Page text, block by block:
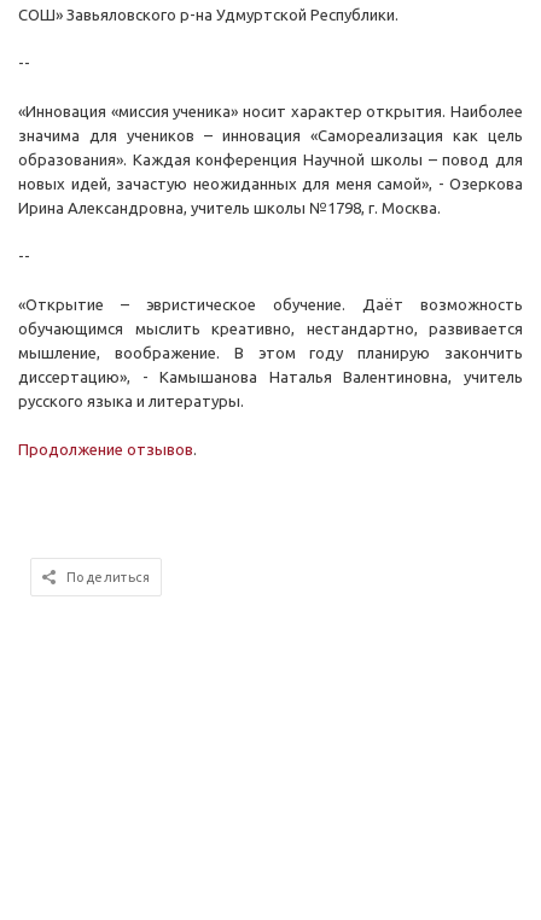
СОШ» Завьяловского р-на Удмуртской Республики.
--
«Инновация «миссия ученика» носит характер открытия. Наиболее
значима для учеников – инновация «Самореализация как цель
образования». Каждая конференция Научной школы – повод для
новых идей, зачастую неожиданных для меня самой», - Озеркова
Ирина Александровна, учитель школы №1798, г. Москва.
--
«Открытие – эвристическое обучение. Даёт возможность
обучающимся мыслить креативно, нестандартно, развивается
мышление, воображение. В этом году планирую закончить
диссертацию», - Камышанова Наталья Валентиновна, учитель
русского языка и литературы.
Продолжение отзывов.
Поделиться